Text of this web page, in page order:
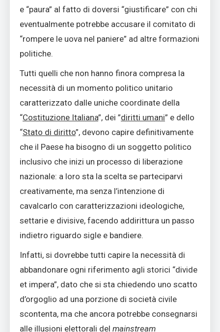
e “paura” al fatto di doversi “giustificare” con chi
eventualmente potrebbe accusare il comitato di
“rompere le uova nel paniere” ad altre formazioni
politiche.
Tutti quelli che non hanno finora compresa la
necessità di un momento politico unitario
caratterizzato dalle uniche coordinate della
“Costituzione Italiana”, dei ”diritti umani” e dello
“Stato di diritto”, devono capire definitivamente
che il Paese ha bisogno di un soggetto politico
inclusivo che inizi un processo di liberazione
nazionale: a loro sta la scelta se parteciparvi
creativamente, ma senza l’intenzione di
cavalcarlo con caratterizzazioni ideologiche,
settarie e divisive, facendo addirittura un passo
indietro riguardo sigle e bandiere.
Infatti, si dovrebbe tutti capire la necessità di
abbandonare ogni riferimento agli storici “divide
et impera”, dato che si sta chiedendo uno scatto
d’orgoglio ad una porzione di società civile
scontenta, ma che ancora potrebbe consegnarsi
alle illusioni elettorali del mainstream